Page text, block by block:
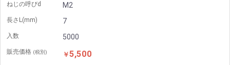
ねじの呼びd M2
長さL(mm) 7
入数 5000
販売価格 (税別) ￥5,500